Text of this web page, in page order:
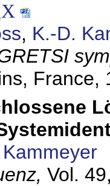
X
, K.-D.
France,
Vol.